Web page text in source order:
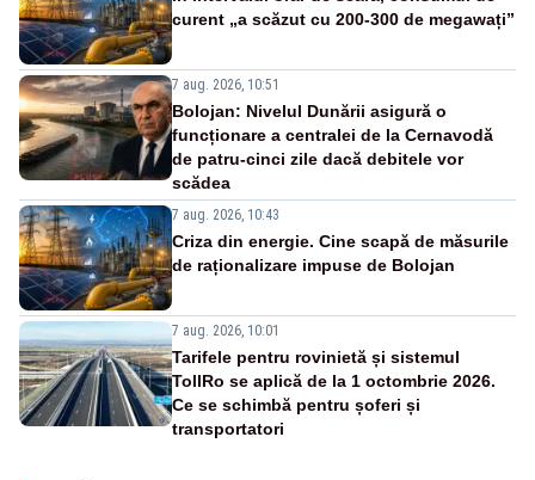
curent „a scăzut cu 200-300 de megawați”
7 aug. 2026, 10:51
Bolojan: Nivelul Dunării asigură o
funcționare a centralei de la Cernavodă
de patru-cinci zile dacă debitele vor
scădea
7 aug. 2026, 10:43
Criza din energie. Cine scapă de măsurile
de raționalizare impuse de Bolojan
7 aug. 2026, 10:01
Tarifele pentru rovinietă și sistemul
TollRo se aplică de la 1 octombrie 2026.
Ce se schimbă pentru șoferi și
transportatori